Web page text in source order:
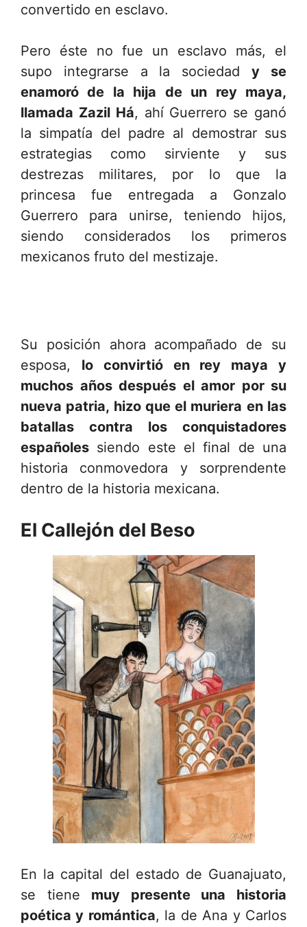
convertido en esclavo.
Pero éste no fue un esclavo más, el
supo integrarse a la sociedady se
enamoró de la hija de un rey maya,
llamada Zazil Há, ahí Guerrero se ganó
la simpatía del padre al demostrar sus
estrategias como sirviente y sus
destrezas militares, por lo que la
princesa fue entregada a Gonzalo
Guerrero para unirse, teniendo hijos,
siendo considerados los primeros
mexicanos fruto del mestizaje.
Su posición ahora acompañado de su
esposa, lo convirtió en rey maya y
muchos años después el amor por su
nueva patria, hizo que el muriera en las
batallas contra los conquistadores
españoles siendo este el final de una
historia conmovedora y sorprendente
dentro de la historia mexicana.
El Callejón del Beso
En la capital del estado de Guanajuato,
se tiene muy presente una historia
poética y romántica, la de Ana y Carlos